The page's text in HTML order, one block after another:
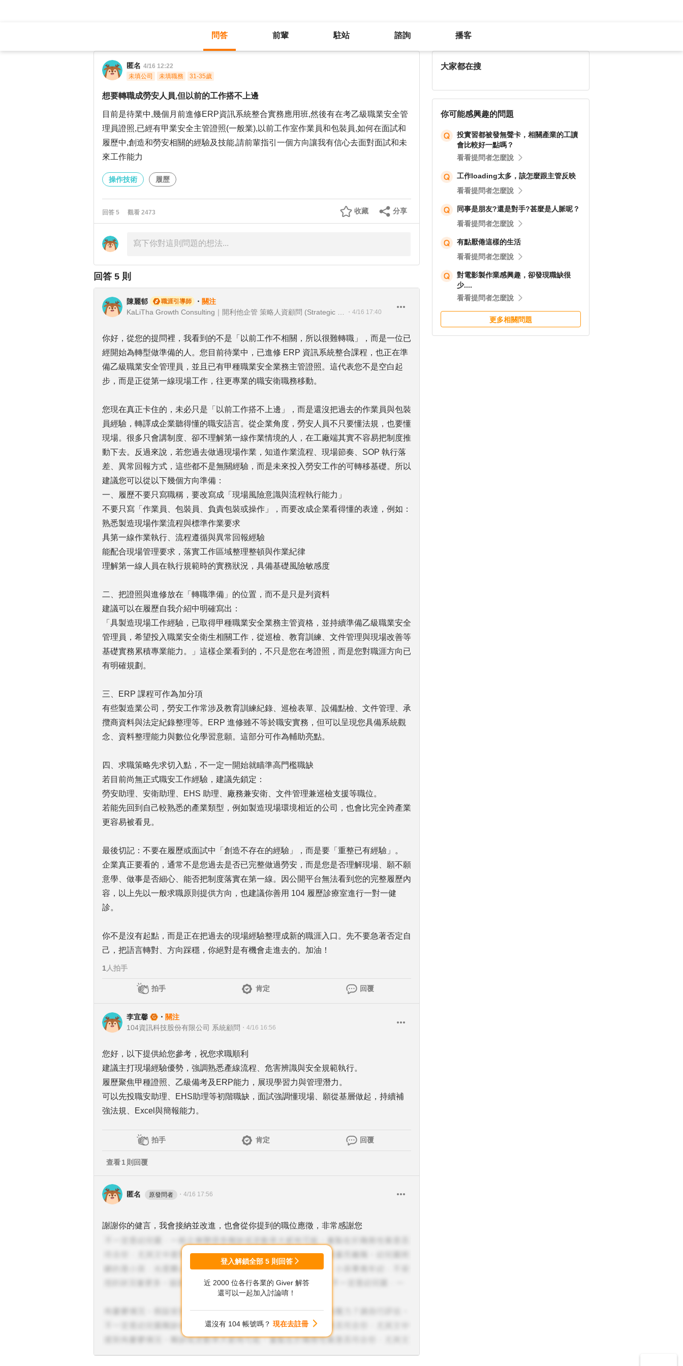
問答 前輩 駐站 諮詢 播客
匿名 4/16 12:22
未填公司
未填職務 31-35歲
想要轉職成勞安人員,但以前的工作搭不上邊
目前是待業中,幾個月前進修ERP資訊系統整合實務應用班,然後有在考乙級職業安全管
理員證照,已經有甲業安全主管證照(一般業),以前工作室作業員和包裝員,如何在面試和
履歷中,創造和勞安相關的經驗及技能,請前輩指引一個方向讓我有信心去面對面試和未
來工作能力
操作技術 履歷
回答 5 觀看 2473 分享
收藏
回答 5 則
陳麗郁 職涯引導師 ・ 關注
・ 4/16 17:40
你好，從您的提問裡，我看到的不是「以前工作不相關，所以很難轉職」，而是一位已
經開始為轉型做準備的人。您目前待業中，已進修 ERP 資訊系統整合課程，也正在準
備乙級職業安全管理員，並且已有甲種職業安全業務主管證照。這代表您不是空白起
步，而是正從第一線現場工作，往更專業的職安衛職務移動。
您現在真正卡住的，未必只是「以前工作搭不上邊」，而是還沒把過去的作業員與包裝
員經驗，轉譯成企業聽得懂的職安語言。從企業角度，勞安人員不只要懂法規，也要懂
現場。很多只會講制度、卻不理解第一線作業情境的人，在工廠端其實不容易把制度推
動下去。反過來說，若您過去做過現場作業，知道作業流程、現場節奏、SOP 執行落
差、異常回報方式，這些都不是無關經驗，而是未來投入勞安工作的可轉移基礎。所以
建議您可以從以下幾個方向準備：
一、履歷不要只寫職稱，要改寫成「現場風險意識與流程執行能力」
不要只寫「作業員、包裝員、負責包裝或操作」，而要改成企業看得懂的表達，例如：
熟悉製造現場作業流程與標準作業要求
具第一線作業執行、流程遵循與異常回報經驗
能配合現場管理要求，落實工作區域整理整頓與作業紀律
理解第一線人員在執行規範時的實務狀況，具備基礎風險敏感度
二、把證照與進修放在「轉職準備」的位置，而不是只是列資料
建議可以在履歷自我介紹中明確寫出：
「具製造現場工作經驗，已取得甲種職業安全業務主管資格，並持續準備乙級職業安全
管理員，希望投入職業安全衛生相關工作，從巡檢、教育訓練、文件管理與現場改善等
基礎實務累積專業能力。」這樣企業看到的，不只是您在考證照，而是您對職涯方向已
有明確規劃。
三、ERP 課程可作為加分項
有些製造業公司，勞安工作常涉及教育訓練紀錄、巡檢表單、設備點檢、文件管理、承
攬商資料與法定紀錄整理等。ERP 進修雖不等於職安實務，但可以呈現您具備系統觀
念、資料整理能力與數位化學習意願。這部分可作為輔助亮點。
四、求職策略先求切入點，不一定一開始就瞄準高門檻職缺
若目前尚無正式職安工作經驗，建議先鎖定：
勞安助理、安衛助理、EHS 助理、廠務兼安衛、文件管理兼巡檢支援等職位。
若能先回到自己較熟悉的產業類型，例如製造現場環境相近的公司，也會比完全跨產業
更容易被看見。
最後切記：不要在履歷或面試中「創造不存在的經驗」，而是要「重整已有經驗」。
企業真正要看的，通常不是您過去是否已完整做過勞安，而是您是否理解現場、願不願
意學、做事是否細心、能否把制度落實在第一線。因公開平台無法看到您的完整履歷內
容，以上先以一般求職原則提供方向，也建議你善用 104 履歷診療室進行一對一健
診。
你不是沒有起點，而是正在把過去的現場經驗整理成新的職涯入口。先不要急著否定自
己，把語言轉對、方向踩穩，你絕對是有機會走進去的。加油！
1 人拍手
拍手 肯定 回覆
李宜馨 ・ 關注
104資訊科技股份有限公司 系統顧問 ・ 4/16 16:56
您好，以下提供給您參考，祝您求職順利
建議主打現場經驗優勢，強調熟悉產線流程、危害辨識與安全規範執行。
履歷聚焦甲種證照、乙級備考及ERP能力，展現學習力與管理潛力。
可以先投職安助理、EHS助理等初階職缺，面試強調懂現場、願從基層做起，持續補
強法規、Excel與簡報能力。
拍手 肯定 回覆
查看1 則回覆
匿名 原發問者 ・ 4/16 17:56
謝謝你的健言，我會接納並改進，也會從你提到的職位應徵，非常感謝您
登入解鎖全部 5 則回答
近 2000 位各行各業的 Giver 解答
還可以一起加入討論唷！
還沒有 104 帳號嗎？ 現在去註冊
大家都在搜
你可能感興趣的問題
投實習都被發無聲卡，相關產業的工讀
會比較好一點嗎？
看看提問者怎麼說
工作loading太多，該怎麼跟主管反映
看看提問者怎麼說
同事是朋友?還是對手?甚麼是人脈呢？
看看提問者怎麼說
有點厭倦這樣的生活
看看提問者怎麼說
對電影製作業感興趣，卻發現職缺很
少....
看看提問者怎麼說
更多相關問題